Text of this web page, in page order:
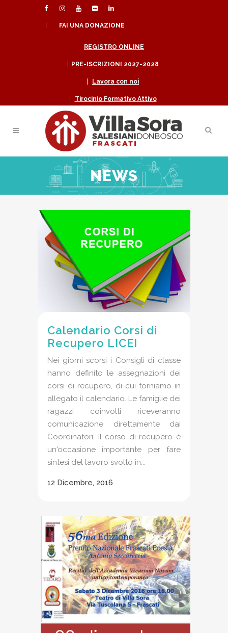
FAI UNA DONAZIONE
REGISTRO ONLINE
PRE-ISCRIZIONI 2027-2028
Lavora con noi
Tirocinio Formativo Attivo
NEWS
Calendario Corsi di
Recupero LICEI
Nei giorni scorsi i Consigli di classe
hanno definito le assegnazioni dei
corsi di recupero, di cui forniamo in
allegato il calendario. Le famiglie dei
ragazzi coinvolti riceveranno
comunicazione direttamente dai
Coordinatori. Il corso di recupero è
un'occasione importante per fare
sintesi del lavoro svolto in...
12 Dicembre, 2016